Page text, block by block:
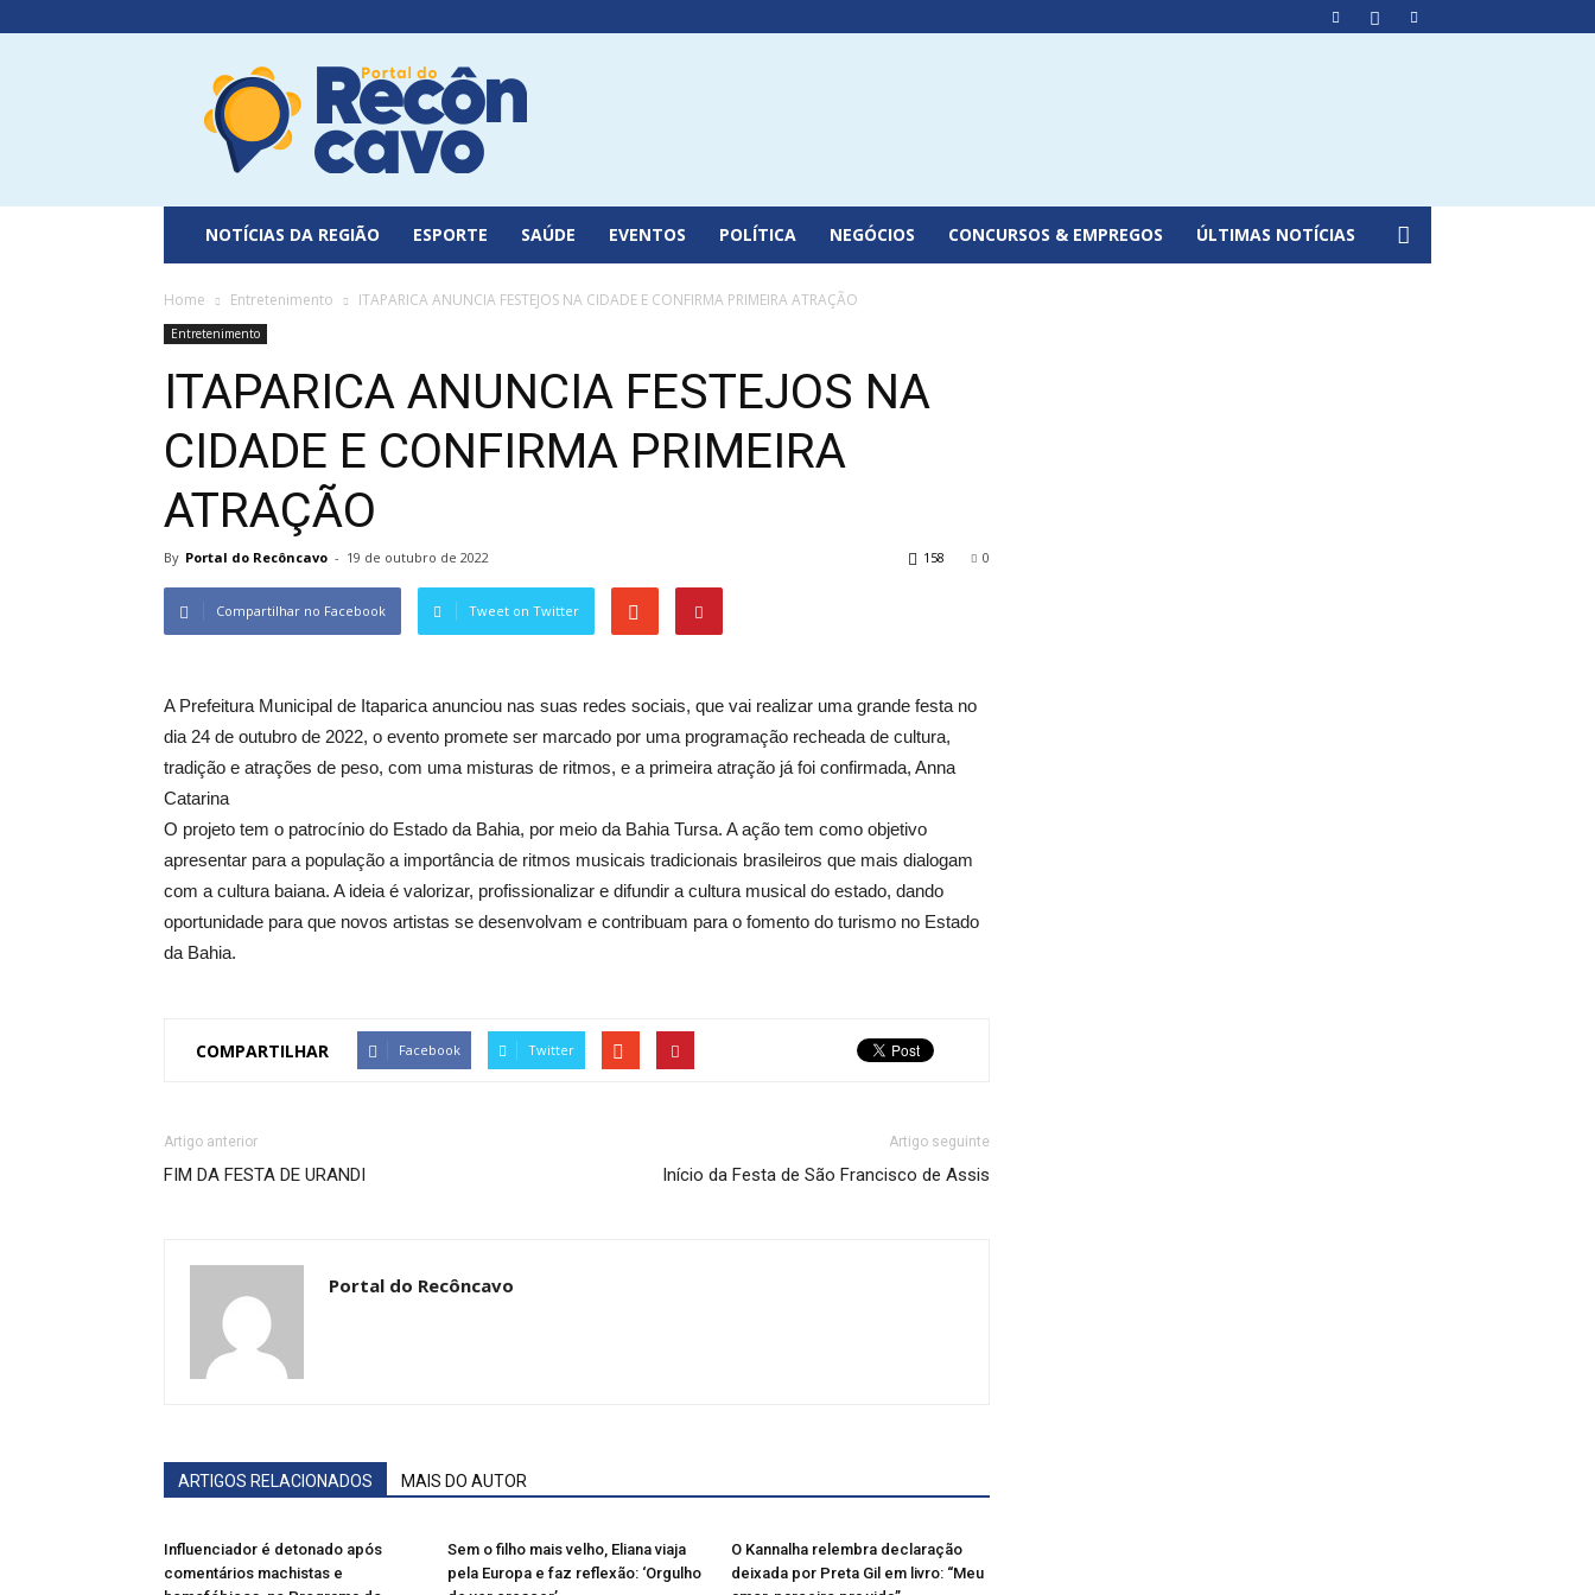
Portal
do
Recôncavo
NOTÍCIAS DA REGIÃO ESPORTE SAÚDE EVENTOS POLÍTICA NEGÓCIOS CONCURSOS & EMPREGOS ÚLTIMAS NOTÍCIAS
Home Entretenimento ITAPARICA ANUNCIA FESTEJOS NA CIDADE E CONFIRMA PRIMEIRA ATRAÇÃO
Entretenimento
ITAPARICA ANUNCIA FESTEJOS NA
CIDADE E CONFIRMA PRIMEIRA
ATRAÇÃO
By Portal do Recôncavo - 19 de outubro de 2022 0
158
Compartilhar no Facebook Tweet on Twitter
A Prefeitura Municipal de Itaparica anunciou nas suas redes sociais, que vai realizar uma grande festa no
dia 24 de outubro de 2022, o evento promete ser marcado por uma programação recheada de cultura,
tradição e atrações de peso, com uma misturas de ritmos, e a primeira atração já foi confirmada, Anna
Catarina
O projeto tem o patrocínio do Estado da Bahia, por meio da Bahia Tursa. A ação tem como objetivo
apresentar para a população a importância de ritmos musicais tradicionais brasileiros que mais dialogam
com a cultura baiana. A ideia é valorizar, profissionalizar e difundir a cultura musical do estado, dando
oportunidade para que novos artistas se desenvolvam e contribuam para o fomento do turismo no Estado
da Bahia.
COMPARTILHAR Facebook Twitter
Artigo anterior
FIM DA FESTA DE URANDI
Artigo seguinte
Início da Festa de São Francisco de Assis
Portal do Recôncavo
ARTIGOS RELACIONADOS MAIS DO AUTOR
Influenciador é detonado após
comentários machistas e
Sem o filho mais velho, Eliana viaja
pela Europa e faz reflexão: ‘Orgulho
O Kannalha relembra declaração
deixada por Preta Gil em livro: “Meu